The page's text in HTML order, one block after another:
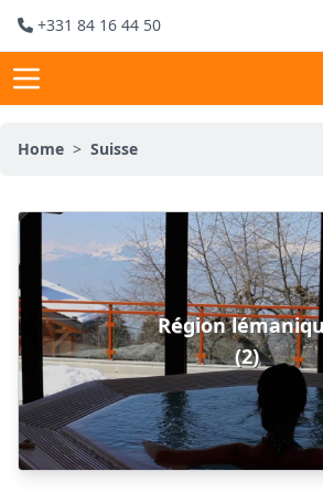
+331 84 16 44 50
Home > Suisse
Région
(2)